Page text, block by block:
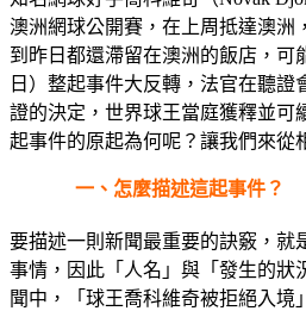
澳洲網球公開賽，在上周抵達澳洲
到昨日都還滯留在澳洲的飯店，可
日）整起事件大反轉，法官在聽證
證的決定，世界球王當庭獲釋並可
起事件的原起為何呢？讓我們來從
一、怎麼描述這起事件？
要描述一則新聞最重要的訣竅，就
事情，因此「人名」與「發生的狀
聞中，「球王喬科維奇被拒絕入境